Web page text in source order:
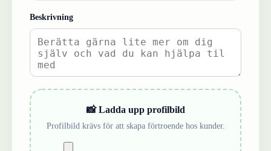
Beskrivning
📸 Ladda upp profilbild
Profilbild krävs för att skapa förtroende hos kunder.